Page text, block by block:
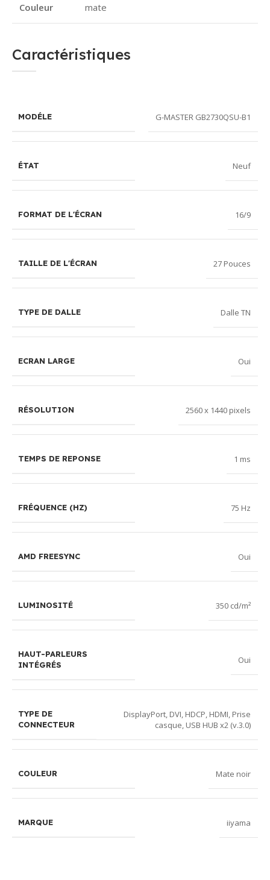
Couleur mate
Caractéristiques
MODÉLE G-MASTER GB2730QSU-B1
ÉTAT Neuf
FORMAT DE L'ÉCRAN 16/9
TAILLE DE L'ÉCRAN 27 Pouces
TYPE DE DALLE Dalle TN
ECRAN LARGE Oui
RÉSOLUTION 2560 x 1440 pixels
TEMPS DE REPONSE 1 ms
FRÉQUENCE (HZ) 75 Hz
AMD FREESYNC Oui
LUMINOSITÉ 350 cd/m²
HAUT-PARLEURS
INTÉGRÉS
Oui
TYPE DE
CONNECTEUR
DisplayPort, DVI, HDCP, HDMI, Prise
casque, USB HUB x2 (v.3.0)
COULEUR Mate noir
MARQUE iiyama